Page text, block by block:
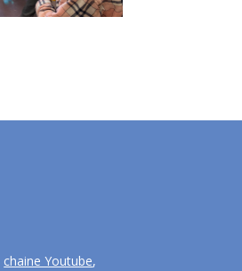
chaine Youtube,